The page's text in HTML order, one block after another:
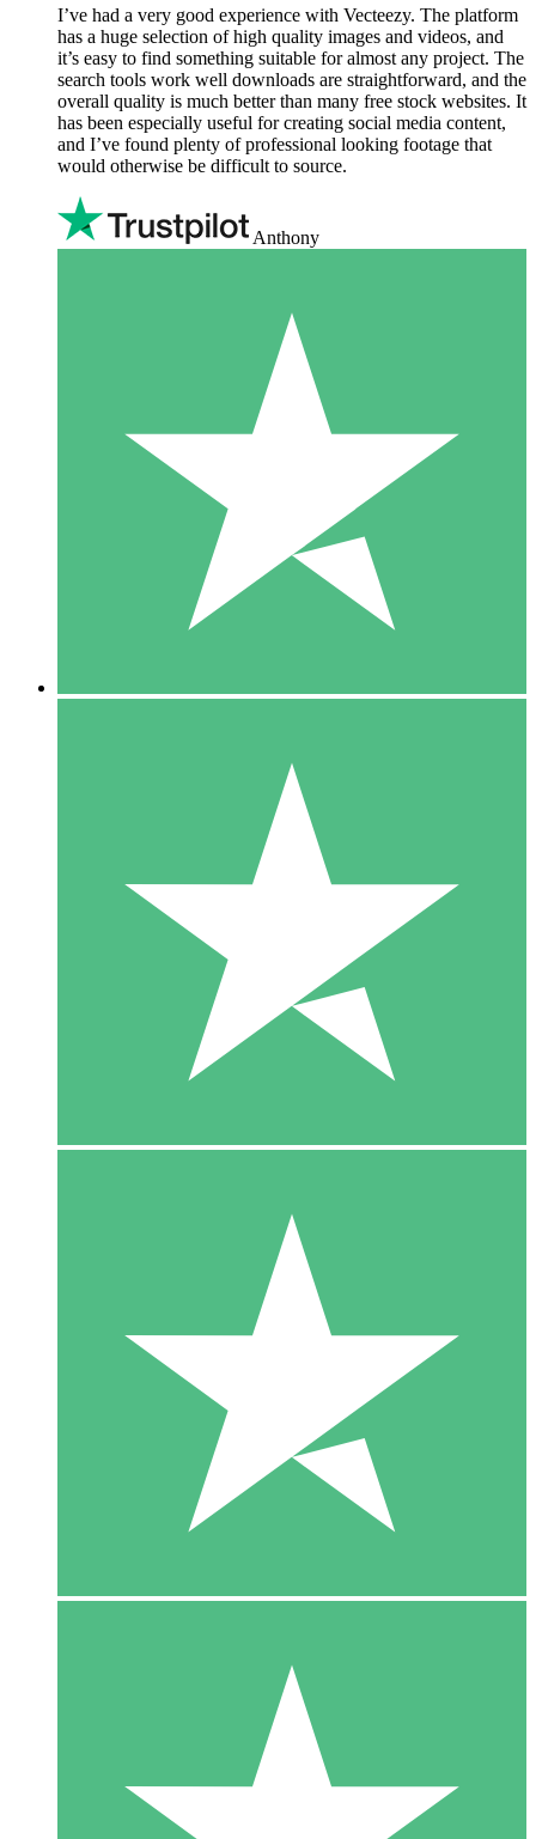
I’ve had a very good experience with Vecteezy. The platform
has a huge selection of high quality images and videos, and
it’s easy to find something suitable for almost any project. The
search tools work well downloads are straightforward, and the
overall quality is much better than many free stock websites. It
has been especially useful for creating social media content,
and I’ve found plenty of professional looking footage that
would otherwise be difficult to source.
Anthony